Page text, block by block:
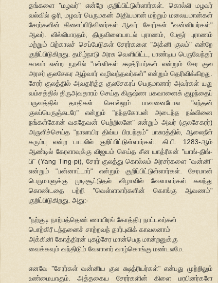
தங்களை "மழவர்" என்றே குறிப்பிட்டுள்ளார்கள். கொல்லி மழவர்
வல்வில் ஓரி, மழவர் பெருமகன் அதியமான் மற்றும் மலையமான்கள்
சேரர்களின் கிளைப்பிரிவினர்கள் ஆவர். சேரர்கள் "வன்னியர்கள்"
ஆவர். வில்லிபாரதம், திருவிளையாடல் புராணம், பேரூர் புராணம்
மற்றும் பிற்காலச் செப்பேடுகள் சேரர்களை "அக்னி குலம்" என்றே
குறிப்பிடுகிறது. தமிழ்நாடு அரசு வெளியிட்ட, பாண்டிய பெருவேந்தர்
காலம் என்ற நூலில் "பள்ளிகள் க்ஷத்ரியர்கள் என்றும் சேர குல
அரசர் குலசேகர ஆழ்வார் வழிவந்தவர்கள்" என்றும் தெரிவிக்கிறது.
சேரர் குலத்தில் அவதரித்த குலசேகரப் பெருமானார் அவர்கள் யது
வம்சத்தில் திருஅவதாரம் செய்த கிருஷ்ண பகவானைக் குழந்தைப்
பருவத்தில் தாதிகள் சொல்லும் பாவனைபோல "எந்தன்
குலப்பெருஞ்சுடரே" என்றும் "நந்தகோபன் அடைந்த நல்வினை
நங்கள்கோன் வசுதேவன் பெற்றிலனே" என்றும் அவர் (குலசேகரர்)
அருளிச்செய்த "நாலாயிர திவ்ய பிரபந்தம்" பாசுரத்தில், ஆலைநீள்
கரும்பு என்ற பாடலில் குறிப்பிட்டுள்ளார்கள். கி.பி. 1283-ஆம்
ஆண்டில் கேரளாவுக்கு விஜயம் செய்த சீன யாத்ரீகன் "யாங்-திங்-
பி" (Yang Ting-pi), சேரர் குலத்து கொல்லம் அரசர்களை "வன்னி"
என்றும் "பன்னாட்டார்" என்றும் குறிப்பிட்டுள்ளார்கள். சேரமான்
பெருமாளுக்கு முடிசூட்டுதல் விழாவில் வேளாளர்கள் கலந்து
கொண்டதை பற்றி "வெள்ளாளர்களின் கொங்கு ஆவணம்"
குறிப்பிடுகிறது. அது:-
"நற்குடி நாற்பத்தெண் ணாயிரங் கோத்திர நாட்டவர்கள்
பொற்கிரீ டந்தனைச் சாற்றவந் தார்புவிக் காவலனாம்
அக்கினி கோத்திரன் புகழ்சேர மான்பெரு மான்றனுக்கு
வைக்கவும் வந்திடும் வேளாளர் வாழ்கொங்கு மண்டலமே.
எனவே "சேரர்கள் வன்னிய குல க்ஷத்ரியர்கள்" என்பது முற்றிலும்
உண்மையாகும். அத்தகைய சேரர்களின் கிளை மரபினர்களே